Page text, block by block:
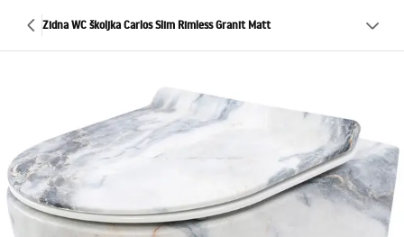
Zidna WC školjka Carlos Slim Rimless Granit Matt